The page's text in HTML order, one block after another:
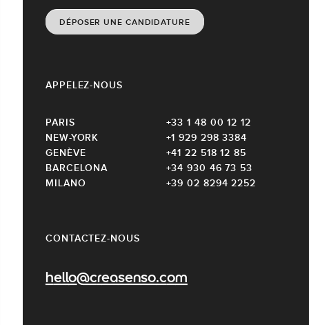
CONTACTEZ-NOUS
hello@creasenso.com
DÉPOSER UNE CANDIDATURE
APPELEZ-NOUS
PARIS
+33 1 48 00 12 12
NEW-YORK
+1 929 298 3384
GENÈVE
+41 22 518 12 85
BARCELONA
+34 930 46 73 53
MILANO
+39 02 8294 2252